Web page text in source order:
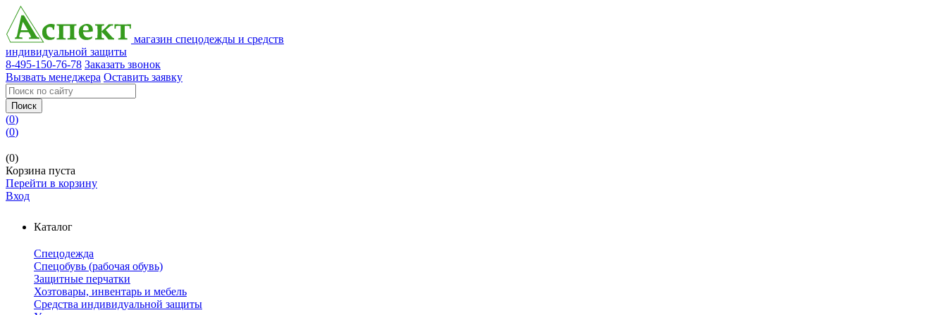
магазин спецодежды и средств
индивидуальной защиты
8-495-150-76-78 Заказать звонок
Вызвать менеджера Оставить заявку
Поиск
(0)
(0)
(0)
Корзина пуста
Перейти в корзину
Вход
Каталог
Спецодежда
Спецобувь (рабочая обувь)
Защитные перчатки
Хозтовары, инвентарь и мебель
Средства индивидуальной защиты